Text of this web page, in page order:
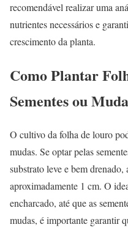
recomendável realizar uma
nutrientes necessários e
crescimento da planta.
Como Plantar
Sementes ou
O cultivo da folha de louro
mudas. Se optar pelas
substrato leve e bem
aproximadamente 1 cm. O
encharcado, até que as
mudas, é importante garantir